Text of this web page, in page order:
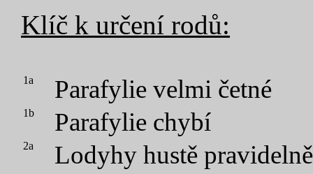
Klíč k určení rodů:
1a Parafylie velmi četné
1b Parafylie chybí
2a
Lodyhy hustě